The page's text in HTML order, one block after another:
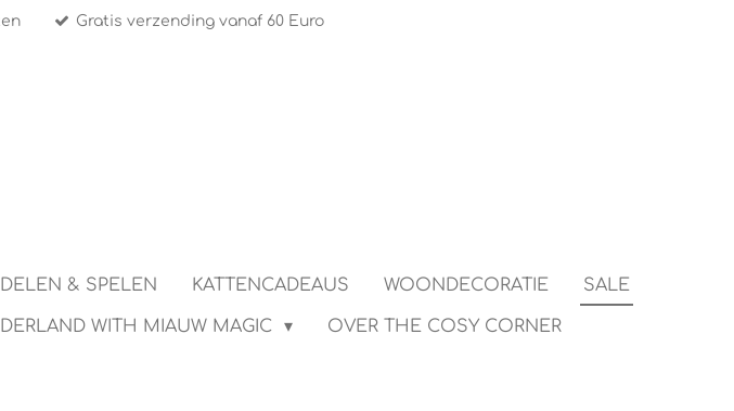
Gratis verzending vanaf 60 Euro
& SPELEN KATTENCADEAUS WOONDECORATIE SALE
WITH MIAUW MAGIC OVER THE COSY CORNER